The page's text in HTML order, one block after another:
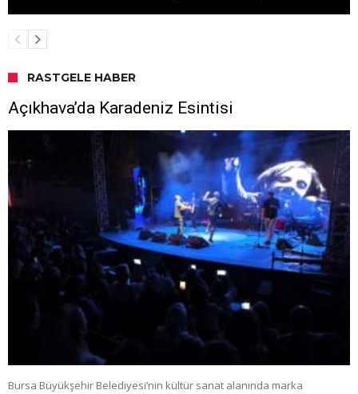
RASTGELE HABER
Açıkhava’da Karadeniz Esintisi
Bursa Büyükşehir Belediyesi’nin kültür sanat alanında marka